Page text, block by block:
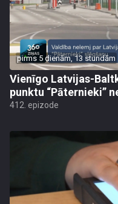
pirms 5 dienām, 13 stundām
Vienīgo Latvijas-
punktu “Pāternieki”
412. epizode